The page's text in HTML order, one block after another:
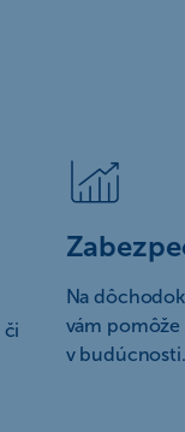
Na
vám
v budúcnosti.